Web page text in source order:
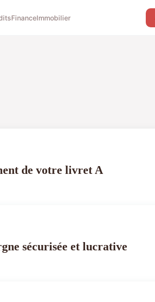
FinanceImmobilier
de votre livret A
sécurisée et lucrative